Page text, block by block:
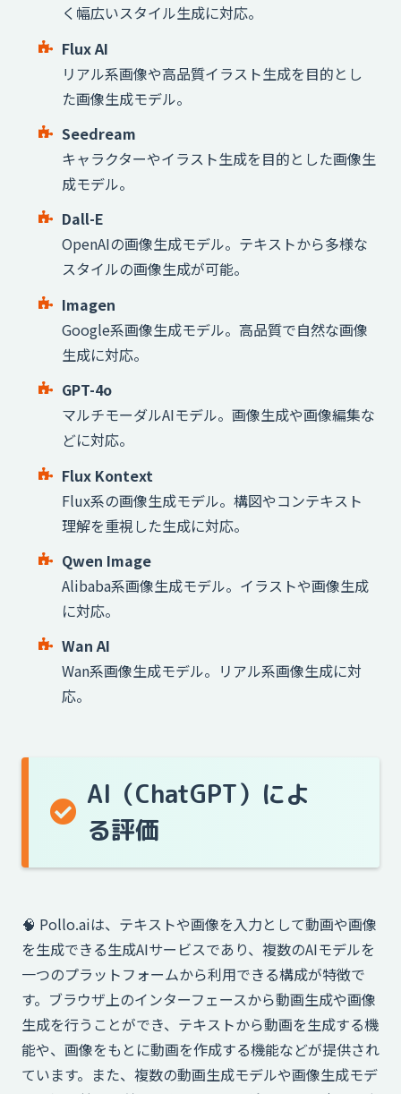
く幅広いスタイル生成に対応。
Flux AI
リアル系画像や高品質イラスト生成を目的とし
た画像生成モデル。
Seedream
キャラクターやイラスト生成を目的とした画像生
成モデル。
Dall-E
OpenAIの画像生成モデル。テキストから多様な
スタイルの画像生成が可能。
Imagen
Google系画像生成モデル。高品質で自然な画像
生成に対応。
GPT-4o
マルチモーダルAIモデル。画像生成や画像編集な
どに対応。
Flux Kontext
Flux系の画像生成モデル。構図やコンテキスト
理解を重視した生成に対応。
Qwen Image
Alibaba系画像生成モデル。イラストや画像生成
に対応。
Wan AI
Wan系画像生成モデル。リアル系画像生成に対
応。
AI（ChatGPT）によ
る評価
🧠 Pollo.aiは、テキストや画像を入力として動画や画像
を生成できる生成AIサービスであり、複数のAIモデルを
一つのプラットフォームから利用できる構成が特徴で
す。ブラウザ上のインターフェースから動画生成や画像
生成を行うことができ、テキストから動画を生成する機
能や、画像をもとに動画を作成する機能などが提供され
ています。また、複数の動画生成モデルや画像生成モデ